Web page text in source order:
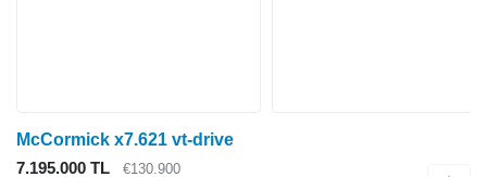
McCormick x7.621 vt-drive
7.195.000 TL
€130.900